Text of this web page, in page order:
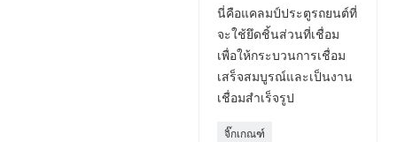
นี่คือแคลมป์ประตูรถยนต์ที่
จะใช้ยึดชิ้นส่วนที่เชื่อม
เพื่อให้กระบวนการเชื่อม
เสร็จสมบูรณ์และเป็นงาน
เชื่อมสำเร็จรูป
จิ๊กเกณฑ์